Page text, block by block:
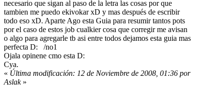
necesario que sigan al paso de la letra las cosas por que
tambien me puedo ekivokar xD y mas después de escribir
todo eso xD. Aparte Ago esta Guia para resumir tantos pots
por el caso de estos job cualkier cosa que corregir me avisan
o algo para agregarle tb asi entre todos dejamos esta guia mas
perfecta D: /no1
Ojala opinene cmo esta D:
Cya.
« Última modificación: 12 de Noviembre de 2008, 01:36 por
Aslak»